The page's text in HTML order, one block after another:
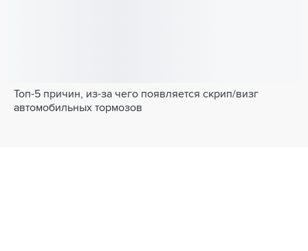
Топ-5 причин, из-за чего появляется скрип/визг
автомобильных тормозов